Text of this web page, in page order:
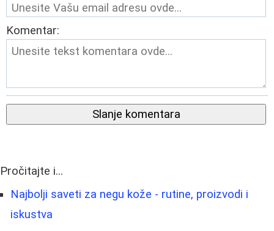
Komentar:
Slanje komentara
Pročitajte i...
Najbolji saveti za negu kože - rutine, proizvodi i
iskustva